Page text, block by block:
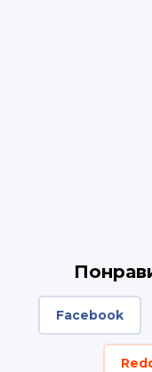
Facebook